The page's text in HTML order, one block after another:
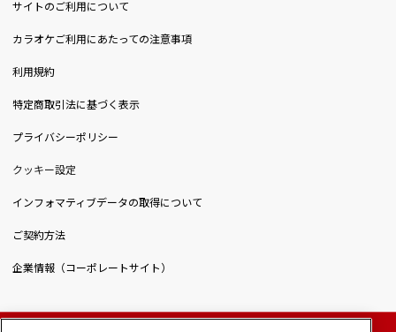
サイトのご利用について
カラオケご利用にあたっての注意事項
利用規約
特定商取引法に基づく表示
プライバシーポリシー
クッキー設定
インフォマティブデータの取得について
ご契約方法
企業情報（コーポレートサイト）